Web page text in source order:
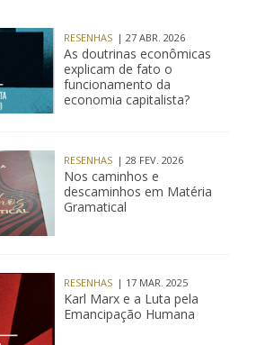
RESENHAS | 27 ABR. 2026
As doutrinas econômicas
explicam de fato o
funcionamento da
economia capitalista?
RESENHAS | 28 FEV. 2026
Nos caminhos e
descaminhos em Matéria
Gramatical
RESENHAS | 17 MAR. 2025
Karl Marx e a Luta pela
Emancipação Humana